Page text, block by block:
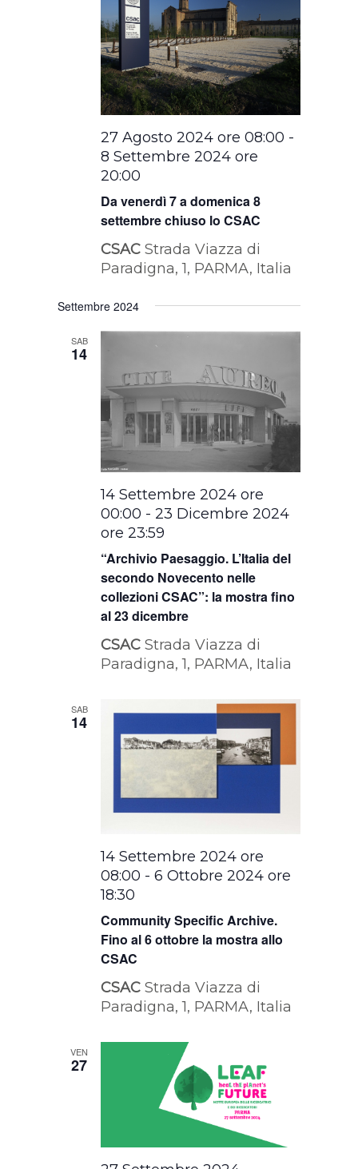
Da venerdì 7 a domenica 8
settembre chiuso lo CSAC
27 Agosto 2024 ore 08:00 -
8 Settembre 2024 ore
20:00
CSACStrada Viazza di
Paradigna, 1, PARMA, Italia
Settembre 2024
SAB
14
“Archivio Paesaggio. L’Italia del
secondo Novecento nelle
collezioni CSAC”: la mostra fino
al 23 dicembre
14 Settembre 2024 ore
00:00 -23 Dicembre 2024
ore 23:59
CSACStrada Viazza di
Paradigna, 1, PARMA, Italia
SAB
14
Community Specific Archive.
Fino al 6 ottobre la mostra allo
CSAC
14 Settembre 2024 ore
08:00 -6 Ottobre 2024 ore
18:30
CSACStrada Viazza di
Paradigna, 1, PARMA, Italia
VEN
27